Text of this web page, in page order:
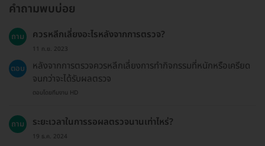
คำถามพบบ่อย
ถาม ควรหลีกเลี่ยงอะไรหลังจากการตรวจ?
11 ก.ย. 2023
ตอบ
หลังจากการตรวจควรหลีกเลี่ยงการทำกิจกรรมที่หนักหรือเครียด
จนกว่าจะได้รับผลตรวจ
ตอบโดยทีมงาน HD
ถาม ระยะเวลาในการรอผลตรวจนานเท่าไหร่?
19 ธ.ค. 2024